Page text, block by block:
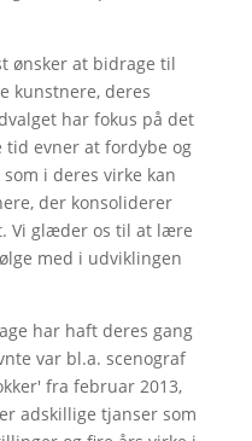
ønsker at bidrage til
kunstnere, deres
har fokus på det
tid evner at fordybe og
i deres virke kan
der konsoliderer
Vi glæder os til at lære
med i udviklingen
har haft deres gang
var bl.a. scenograf
fra februar 2013,
adskillige tjanser som